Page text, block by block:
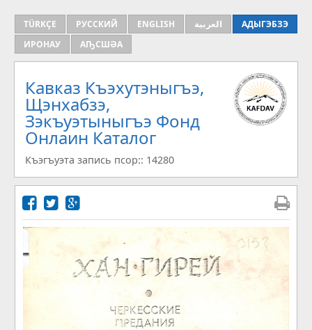
TÜRKÇE РУССКИЙ ENGLISH العربية
АДЫГЭБЗЭ
ИРОНАУ
АҦСШӘА
Кавказ Къэхутэныгъэ,
Щэнхабзэ,
Зэкъуэтыныгъэ Фонд
Онлаин Каталог
Къэгъуэта запись псор:: 14280